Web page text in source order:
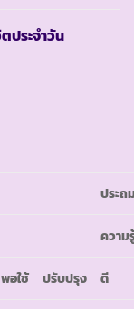
ประจำวัน
ประถ
ความ
พอใช้ ปรับปรุง ดี